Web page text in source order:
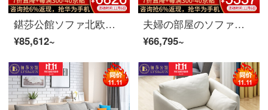
鍖莎公館ソファ北欧ソファ実木ソファinsネット赤いソファ現代簡単布芸ソファーセットリビング家具1+2+貴妃+茶何テレビキャビネットの紅粉(カスタムカラー)厚い綿麻+白蝋木
¥85,612~
夫婦の部屋のソファーの実の木のソファーの北欧布芸のソファーの現代簡単な客間の回転角のソファーの組合せの逸品の家具の2+貴妃+茶何は客服の備考の色を問合せします
¥66,795~